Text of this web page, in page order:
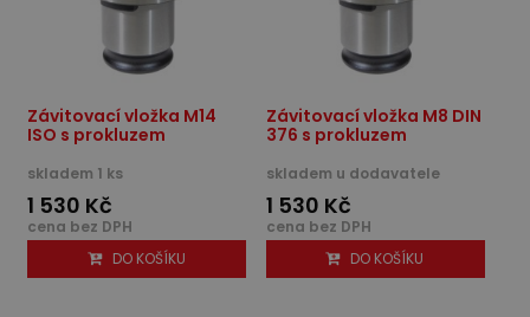
Závitovací vložka M14
ISO s prokluzem
skladem 1 ks
1 530 Kč
cena bez DPH
DO KOŠÍKU
Závitovací vložka M8 DIN
376 s prokluzem
skladem u dodavatele
1 530 Kč
cena bez DPH
DO KOŠÍKU